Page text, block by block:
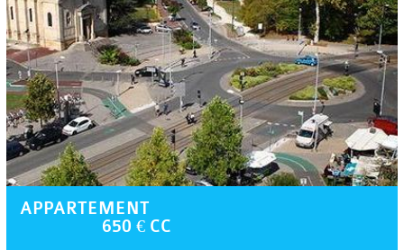
APPARTEMENT
650 € CC